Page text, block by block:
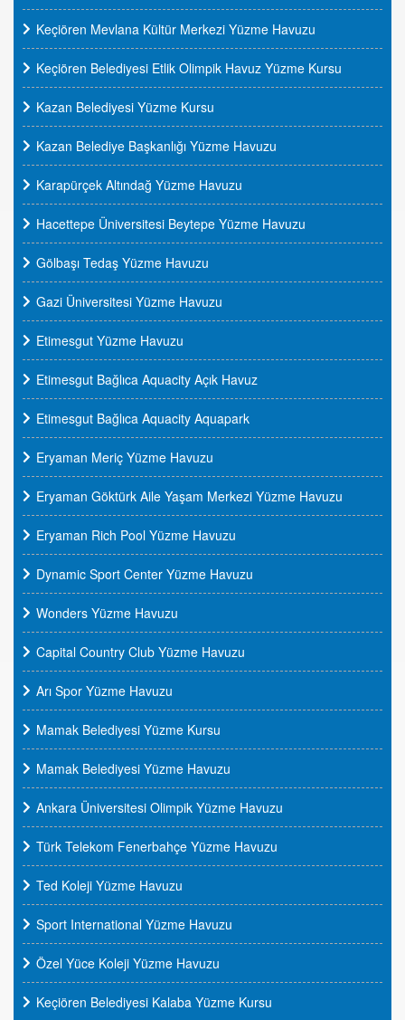
Keçiören Mevlana Kültür Merkezi Yüzme Havuzu
Keçiören Belediyesi Etlik Olimpik Havuz Yüzme Kursu
Kazan Belediyesi Yüzme Kursu
Kazan Belediye Başkanlığı Yüzme Havuzu
Karapürçek Altındağ Yüzme Havuzu
Hacettepe Üniversitesi Beytepe Yüzme Havuzu
Gölbaşı Tedaş Yüzme Havuzu
Gazi Üniversitesi Yüzme Havuzu
Etimesgut Yüzme Havuzu
Etimesgut Bağlıca Aquacity Açık Havuz
Etimesgut Bağlıca Aquacity Aquapark
Eryaman Meriç Yüzme Havuzu
Eryaman Göktürk Aile Yaşam Merkezi Yüzme Havuzu
Eryaman Rich Pool Yüzme Havuzu
Dynamic Sport Center Yüzme Havuzu
Wonders Yüzme Havuzu
Capital Country Club Yüzme Havuzu
Arı Spor Yüzme Havuzu
Mamak Belediyesi Yüzme Kursu
Mamak Belediyesi Yüzme Havuzu
Ankara Üniversitesi Olimpik Yüzme Havuzu
Türk Telekom Fenerbahçe Yüzme Havuzu
Ted Koleji Yüzme Havuzu
Sport International Yüzme Havuzu
Özel Yüce Koleji Yüzme Havuzu
Keçiören Belediyesi Kalaba Yüzme Kursu